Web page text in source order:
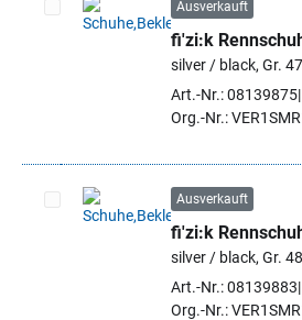
Artikel auswählen
Ausverkauft
fi'zi:k
silver / black, Gr. 47
Art.-Nr.: 08139875
Org.-Nr.:
Artikel auswählen
Ausverkauft
fi'zi:k
silver / black, Gr. 48
Art.-Nr.: 08139883
Org.-Nr.: